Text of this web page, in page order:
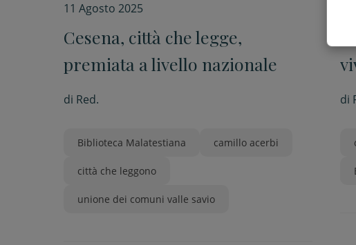
11 Agosto 2025
Cesena, città che legge,
premiata a livello nazionale
di Red.
Biblioteca Malatestiana camillo acerbi
città che leggono
unione dei comuni valle savio
di